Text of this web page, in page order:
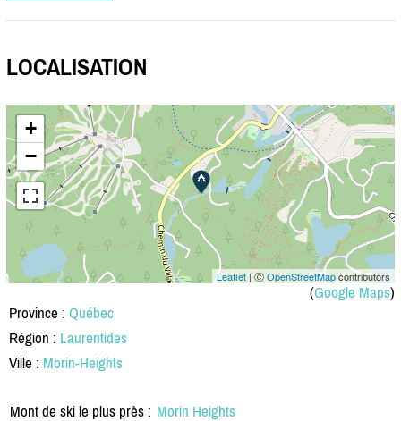
LOCALISATION
+
−
Leaflet | ⒸOpenStreetMapcontributors
(Google Maps)
Province : Québec
Région : Laurentides
Ville : Morin-Heights
Mont de ski le plus près : Morin Heights